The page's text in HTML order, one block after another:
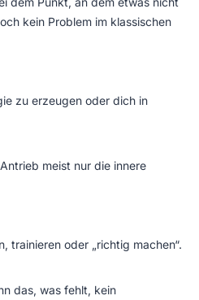
kein Problem im klassischen
zu erzeugen oder dich in
meist nur die innere
trainieren oder „richtig machen“.
das, was fehlt, kein